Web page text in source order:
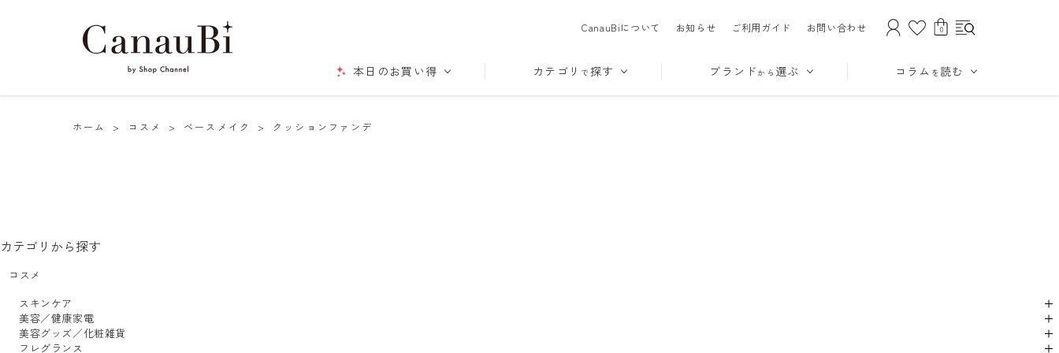
CanauBiについて お知らせ ご利用ガイド お問い合わせ 0
本日のお買い得 カテゴリ で探す ブランド から 選ぶ コラム を読む
ホーム > コスメ > ベースメイク > クッションファンデ
カテゴリから探す
コスメ
スキンケア
美容／健康家電
美容グッズ／化粧雑貨
フレグランス